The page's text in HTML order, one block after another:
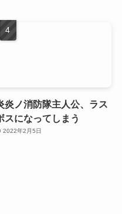
炎ノ消防隊主人公、ラス
スになってしまう
2022年2月5日